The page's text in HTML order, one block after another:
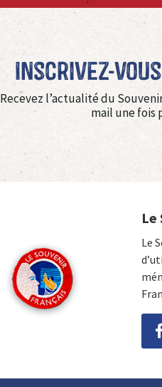
Inscrivez-
Recevez l’actualité du
mail une fois
Le
Le